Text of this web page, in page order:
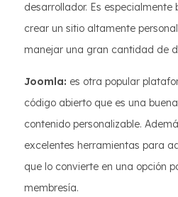
desarrollador. Es especialmente
crear un sitio altamente
manejar una gran cantidad de
Joomla: es otra popular
código abierto que es una
contenido personalizable.
excelentes herramientas para
que lo convierte en una opción
membresía.